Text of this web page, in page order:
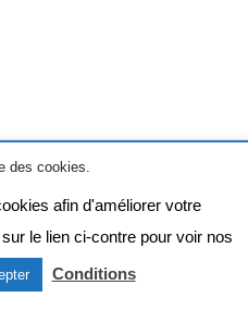
les étages
des cookies.
afin d'améliorer votre
le lien ci-contre pour voir nos
Conditions